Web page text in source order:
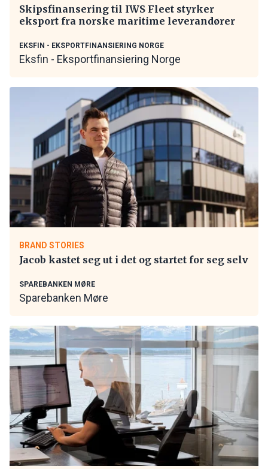
Skipsfinansering til IWS Fleet styrker
eksport fra norske maritime leverandører
EKSFIN - EKSPORTFINANSIERING NORGE
Eksfin - Eksportfinansiering Norge
BRAND STORIES
Jacob kastet seg ut i det og startet for seg selv
SPAREBANKEN MØRE
Sparebanken Møre